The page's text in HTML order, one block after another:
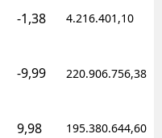
-1,38 4.216.401,10
-9,99 220.906.756,38
9,98 195.380.644,60